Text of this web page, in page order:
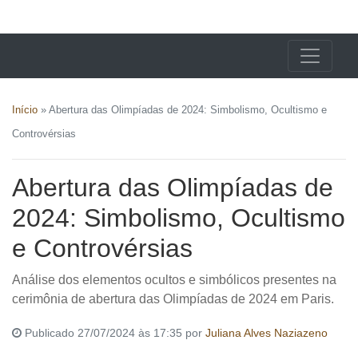
Início » Abertura das Olimpíadas de 2024: Simbolismo, Ocultismo e
Controvérsias
Abertura das Olimpíadas de
2024: Simbolismo, Ocultismo
e Controvérsias
Análise dos elementos ocultos e simbólicos presentes na
cerimônia de abertura das Olimpíadas de 2024 em Paris.
Publicado 27/07/2024 às 17:35 por Juliana Alves Naziazeno